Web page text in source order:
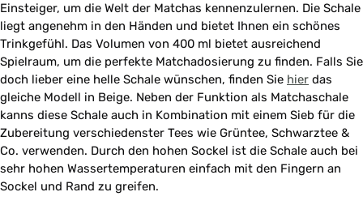
Einsteiger, um die Welt der Matchas kennenzulernen. Die Schale
liegt angenehm in den Händen und bietet Ihnen ein schönes
Trinkgefühl. Das Volumen von 400 ml bietet ausreichend
Spielraum, um die perfekte Matchadosierung zu finden. Falls Sie
doch lieber eine helle Schale wünschen, finden Sie hier das
gleiche Modell in Beige. Neben der Funktion als Matchaschale
kanns diese Schale auch in Kombination mit einem Sieb für die
Zubereitung verschiedenster Tees wie Grüntee, Schwarztee &
Co. verwenden. Durch den hohen Sockel ist die Schale auch bei
sehr hohen Wassertemperaturen einfach mit den Fingern an
Sockel und Rand zu greifen.